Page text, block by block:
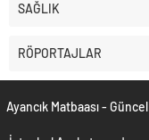
SAĞLIK
RÖPORTAJLAR
Ayancık Matbaası -